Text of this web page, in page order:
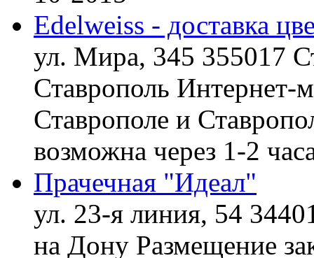
Edelweiss - доставка
ул. Мира, 345 355017
Ставрополь Интернет-
Ставрополе и
возможна через 1-2
Прачечная "Идеал"
ул. 23-я линия, 54
на Дону Размещение